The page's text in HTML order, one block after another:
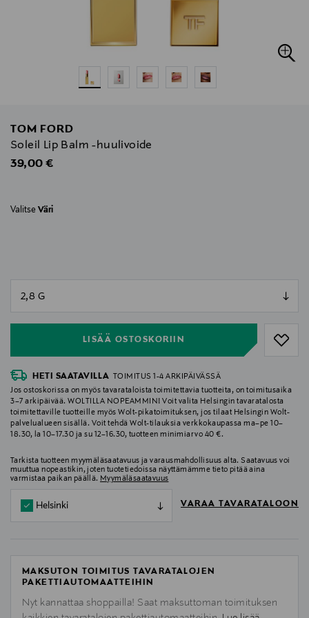
TOM FORD
Soleil Lip Balm -huulivoide
Original Price
39,00 €
Valitse Väri
LISÄÄ OSTOSKORIIN
HETI SAATAVILLA
TOIMITUS 1-4 ARKIPÄIVÄSSÄ
Jos ostoskorissa on myös tavarataloista toimitettavia tuotteita, on toimitusaika
3–7 arkipäivää. WOLTILLA NOPEAMMIN! Voit valita Helsingin tavaratalosta
toimitettaville tuotteille myös Wolt-pikatoimituksen, jos tilaat Helsingin Wolt-
palvelualueen sisällä. Voit tehdä Wolt-tilauksia verkkokaupassa ma–pe 10–
18.30, la 10–17.30 ja su 12–16.30, tuotteen minimiarvo 40 €.
Tarkista tuotteen myymäläsaatavuus ja varausmahdollisuus alta. Saatavuus voi
muuttua nopeastikin, joten tuotetiedoissa näyttämämme tieto pitää aina
varmistaa paikan päällä. Myymäläsaatavuus
Helsinki VARAA TAVARATALOON
MAKSUTON TOIMITUS TAVARATALOJEN
PAKETTIAUTOMAATTEIHIN
Nyt kannattaa shoppailla! Saat maksuttoman toimituksen